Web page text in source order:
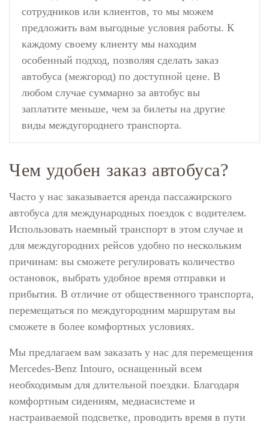
сотрудников или клиентов, то мы можем
предложить вам выгодные условия работы. К
каждому своему клиенту мы находим
особенный подход, позволяя сделать заказ
автобуса (межгород) по доступной цене. В
любом случае суммарно за автобус вы
заплатите меньше, чем за билеты на другие
виды междугороднего транспорта.
Чем удобен заказ автобуса?
Часто у нас заказывается аренда пассажирского
автобуса для международных поездок с водителем.
Использовать наемный транспорт в этом случае и
для междугородних рейсов удобно по нескольким
причинам: вы сможете регулировать количество
остановок, выбрать удобное время отправки и
прибытия. В отличие от общественного транспорта,
перемещаться по междугородним маршрутам вы
сможете в более комфортных условиях.
Мы предлагаем вам заказать у нас для перемещения
Mercedes-Benz Intouro, оснащенный всем
необходимым для длительной поездки. Благодаря
комфортным сидениям, медиасистеме и
настраиваемой подсветке, проводить время в пути